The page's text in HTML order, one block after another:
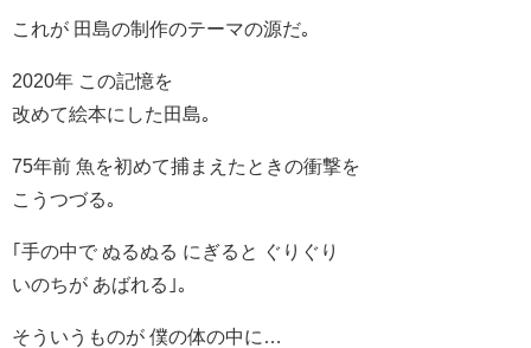
これが 田島の制作のテーマの源だ｡
2020年 この記憶を
改めて絵本にした田島｡
75年前 魚を初めて捕まえたときの衝撃を
こうつづる｡
｢手の中で ぬるぬる にぎると ぐりぐり
いのちが あばれる｣｡
そういうものが 僕の体の中に…